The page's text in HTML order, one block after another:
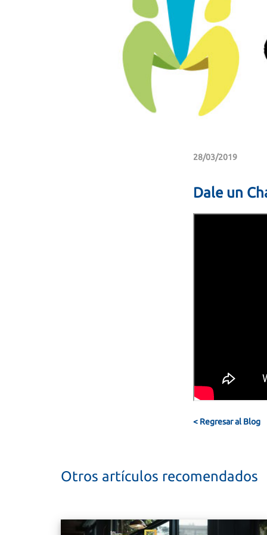
28/03/2019
Dale un
< Regresar al Blog
Otros artículos recomendados